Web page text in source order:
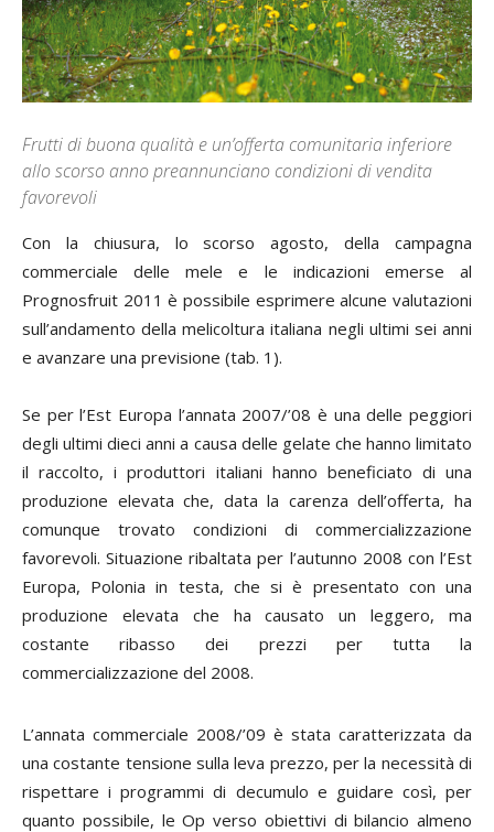
Frutti di buona qualità e un’offerta comunitaria inferiore
allo scorso anno preannunciano condizioni di vendita
favorevoli
Con la chiusura, lo scorso agosto, della campagna
commerciale delle mele e le indicazioni emerse al
Prognosfruit 2011 è possibile esprimere alcune valutazioni
sull’andamento della melicoltura italiana negli ultimi sei anni
e avanzare una previsione (tab. 1).
Se per l’Est Europa l’annata 2007/’08 è una delle peggiori
degli ultimi dieci anni a causa delle gelate che hanno limitato
il raccolto, i produttori italiani hanno beneficiato di una
produzione elevata che, data la carenza dell’offerta, ha
comunque trovato condizioni di commercializzazione
favorevoli. Situazione ribaltata per l’autunno 2008 con l’Est
Europa, Polonia in testa, che si è presentato con una
produzione elevata che ha causato un leggero, ma
costante ribasso dei prezzi per tutta la
commercializzazione del 2008.
L’annata commerciale 2008/’09 è stata caratterizzata da
una costante tensione sulla leva prezzo, per la necessità di
rispettare i programmi di decumulo e guidare così, per
quanto possibile, le Op verso obiettivi di bilancio almeno